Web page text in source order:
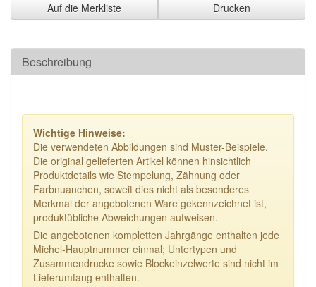
Auf die Merkliste Drucken
Beschreibung
Wichtige Hinweise:
Die verwendeten Abbildungen sind Muster-Beispiele.
Die original gelieferten Artikel können hinsichtlich
Produktdetails wie Stempelung, Zähnung oder
Farbnuanchen, soweit dies nicht als besonderes
Merkmal der angebotenen Ware gekennzeichnet ist,
produktübliche Abweichungen aufweisen.
Die angebotenen kompletten Jahrgänge enthalten jede
Michel-Hauptnummer einmal; Untertypen und
Zusammendrucke sowie Blockeinzelwerte sind nicht im
Lieferumfang enthalten.